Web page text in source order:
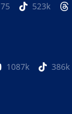
75 523k
1087k 386k